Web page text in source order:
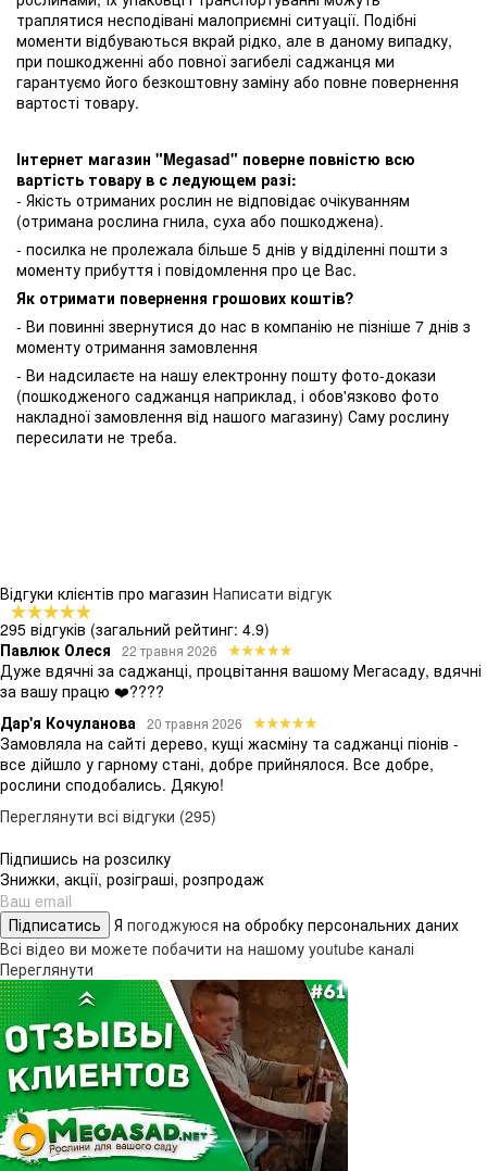
траплятися несподівані малоприємні ситуації. Подібні
моменти відбуваються вкрай рідко, але в даному випадку,
при пошкодженні або повної загибелі саджанця ми
гарантуємо його безкоштовну заміну або повне повернення
вартості товару.
Інтернет магазин "Megasad" поверне повністю всю
вартість товару в с ледующем разі:
- Якість отриманих рослин не відповідає очікуванням
(отримана рослина гнила, суха або пошкоджена).
- посилка не пролежала більше 5 днів у відділенні пошти з
моменту прибуття і повідомлення про це Вас.
Як отримати повернення грошових коштів?
- Ви повинні звернутися до нас в компанію не пізніше 7 днів з
моменту отримання замовлення
- Ви надсилаєте на нашу електронну пошту фото-докази
(пошкодженого саджанця наприклад, і обов'язково фото
накладної замовлення від нашого магазину) Саму рослину
пересилати не треба.
Відгуки клієнтів про магазин Написати відгук
295 відгуків (загальний рейтинг: 4.9)
Павлюк Олеся
22 травня 2026
Дуже вдячні за саджанці, процвітання вашому Мегасаду, вдячні
за вашу працю ❤️????
Дар'я Кочуланова
20 травня 2026
Замовляла на сайті дерево, кущі жасміну та саджанці піонів -
все дійшло у гарному стані, добре прийнялося. Все добре,
рослини сподобались. Дякую!
Переглянути всі відгуки (295)
Підпишись на розсилку
Знижки, акції, розіграші, розпродаж
Підписатись Я погоджуюся на обробку персональних даних
Всі відео ви можете побачити на нашому youtube каналі
Переглянути